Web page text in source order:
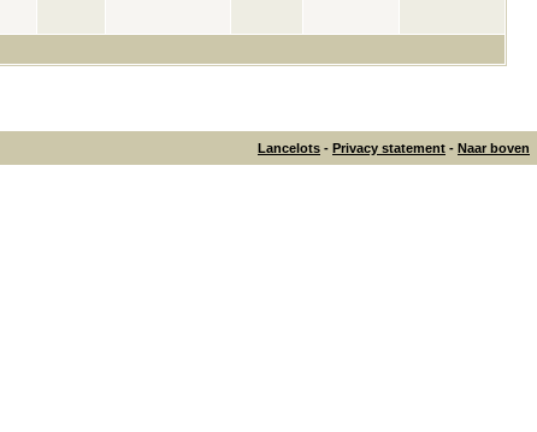
Lancelots - Privacy statement - Naar boven